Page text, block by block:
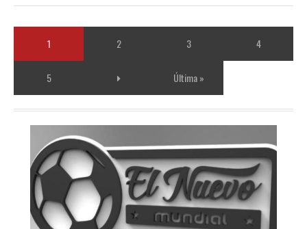
1 2 3 4
5 Última »